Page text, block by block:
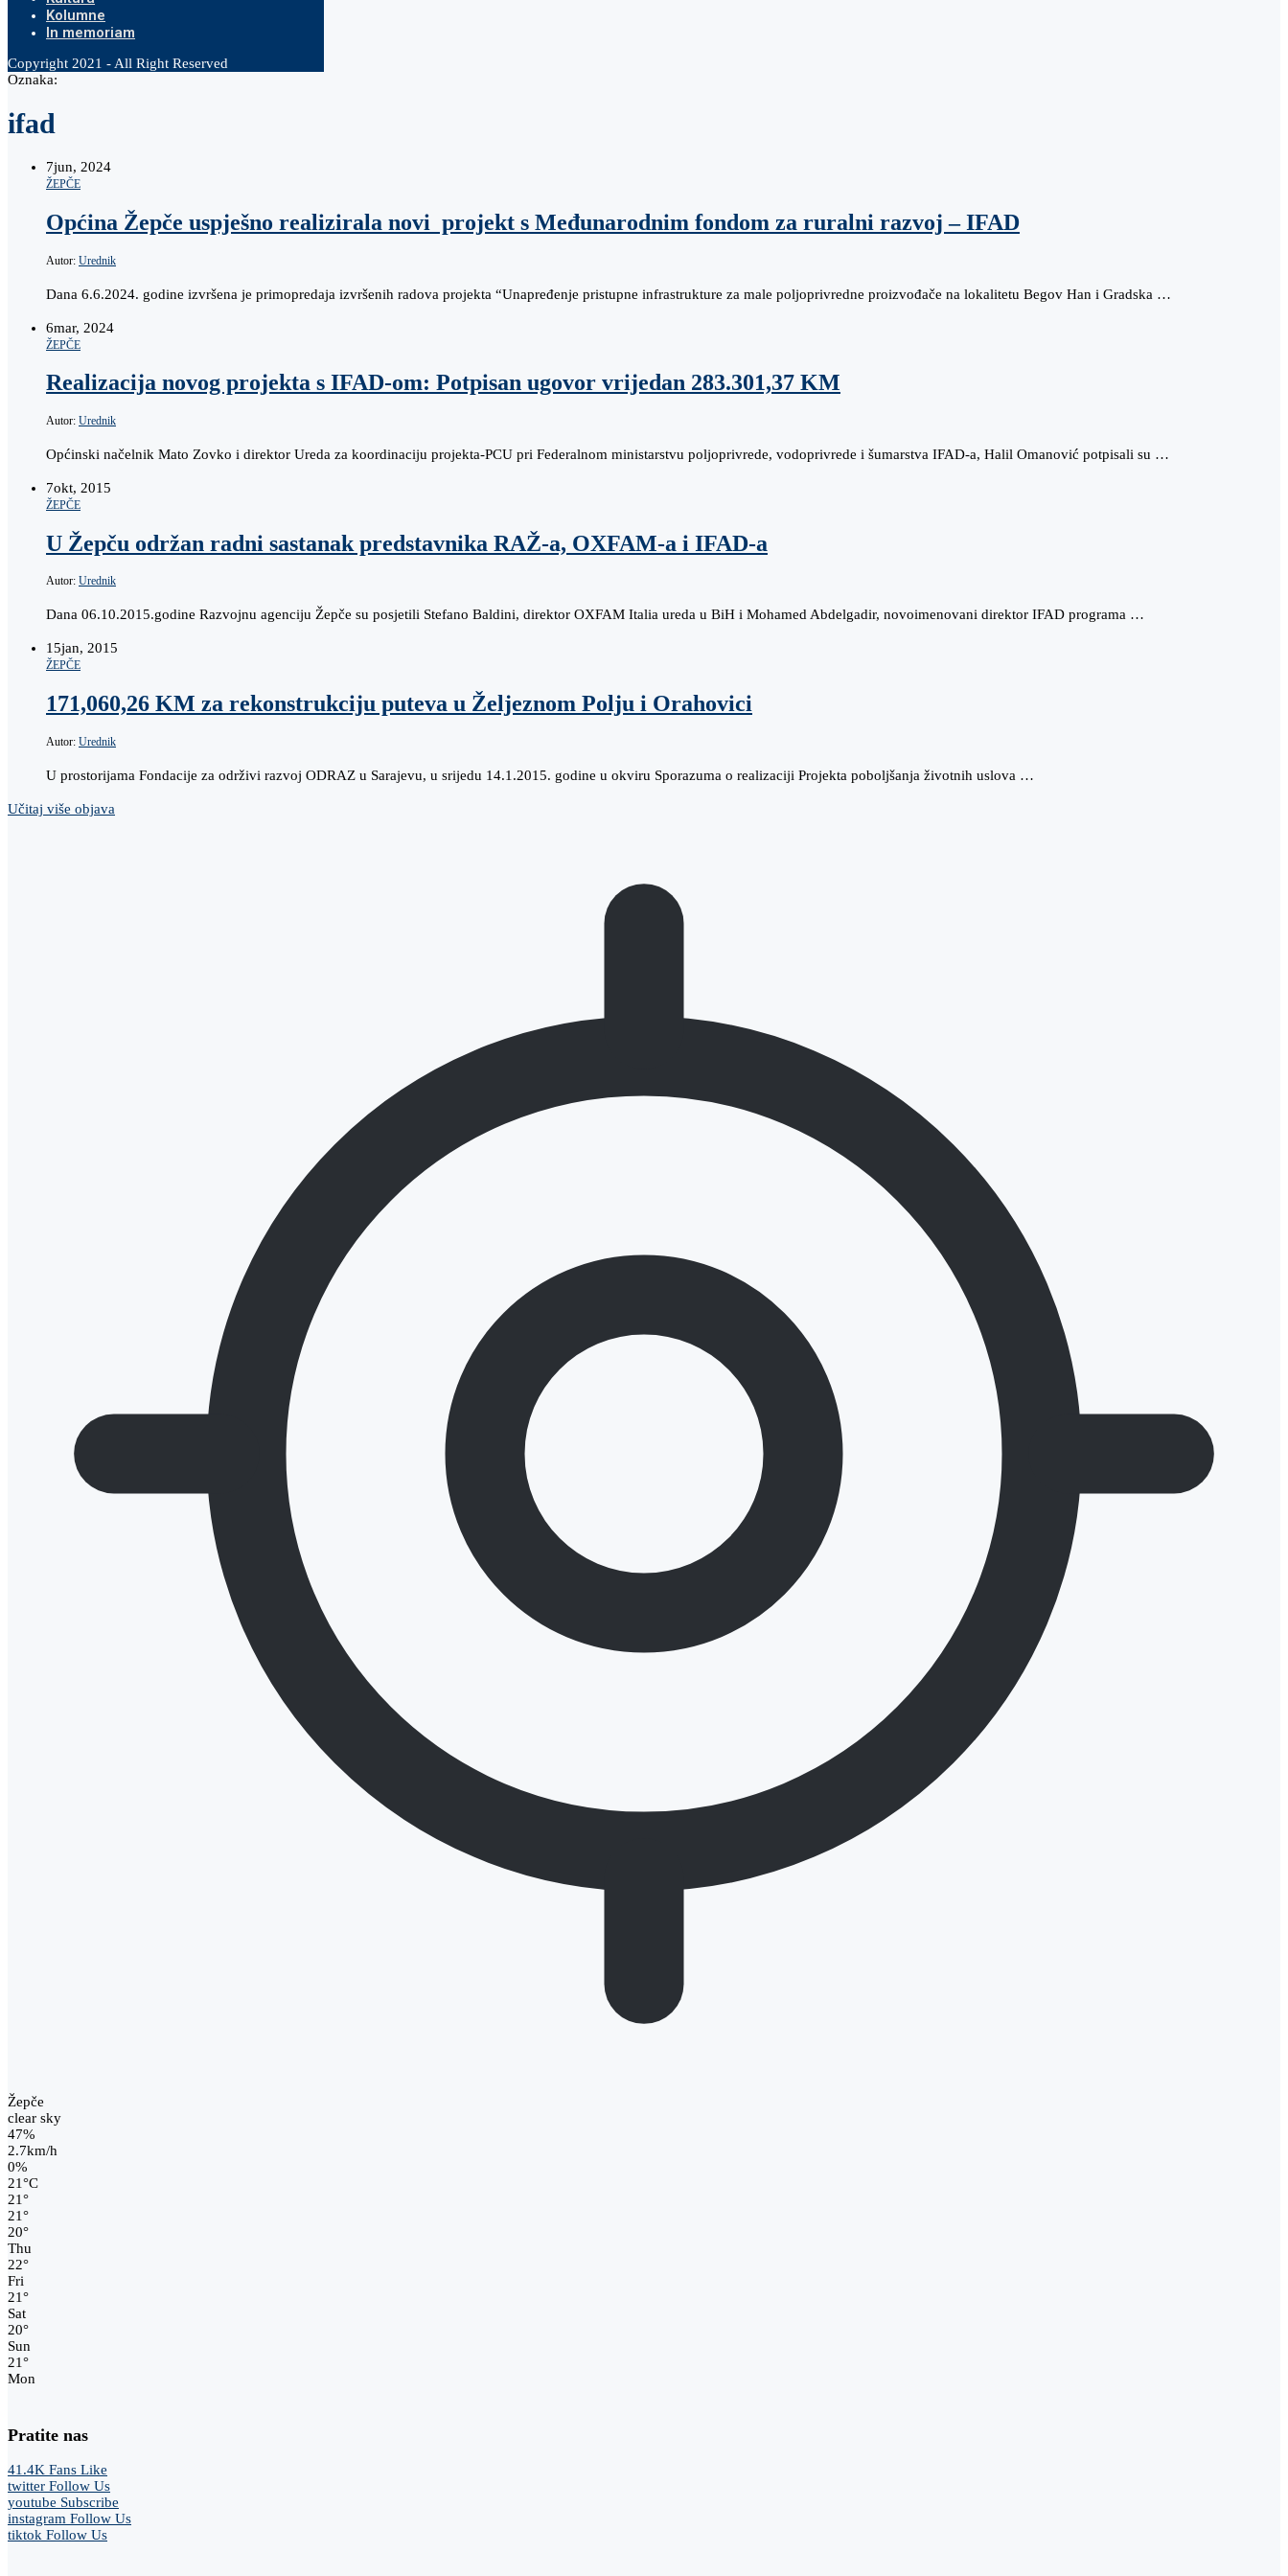
Kolumne
In memoriam
Copyright 2021 - All Right Reserved
Oznaka:
ifad
7jun, 2024
ŽEPČE
Općina Žepče uspješno realizirala novi projekt s Međunarodnim fondom za ruralni razvoj – IFAD
Autor: Urednik
Dana 6.6.2024. godine izvršena je primopredaja izvršenih radova projekta “Unapređenje pristupne infrastrukture za male poljoprivredne proizvođače na lokalitetu Begov Han i Gradska …
6mar, 2024
ŽEPČE
Realizacija novog projekta s IFAD-om: Potpisan ugovor vrijedan 283.301,37 KM
Autor: Urednik
Općinski načelnik Mato Zovko i direktor Ureda za koordinaciju projekta-PCU pri Federalnom ministarstvu poljoprivrede, vodoprivrede i šumarstva IFAD-a, Halil Omanović potpisali su …
7okt, 2015
ŽEPČE
U Žepču održan radni sastanak predstavnika RAŽ-a, OXFAM-a i IFAD-a
Autor: Urednik
Dana 06.10.2015.godine Razvojnu agenciju Žepče su posjetili Stefano Baldini, direktor OXFAM Italia ureda u BiH i Mohamed Abdelgadir, novoimenovani direktor IFAD programa …
15jan, 2015
ŽEPČE
171,060,26 KM za rekonstrukciju puteva u Željeznom Polju i Orahovici
Autor: Urednik
U prostorijama Fondacije za održivi razvoj ODRAZ u Sarajevu, u srijedu 14.1.2015. godine u okviru Sporazuma o realizaciji Projekta poboljšanja životnih uslova …
Učitaj više objava
Žepče
clear sky
47%
2.7km/h
0%
21°C
21°
21°
20°
Thu
22°
Fri
21°
Sat
20°
Sun
21°
Mon
Pratite nas
41.4K Fans Like
twitter Follow Us
youtube Subscribe
instagram Follow Us
tiktok Follow Us